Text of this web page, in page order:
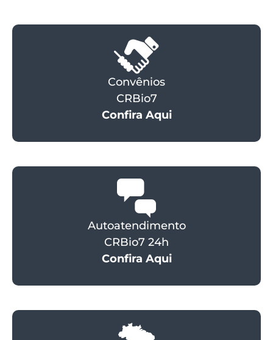
Convênios
CRBio7
Confira Aqui
Autoatendimento
CRBio7 24h
Confira Aqui